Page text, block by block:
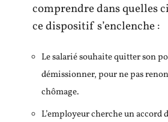
comprendre dans quelles
ce dispositif s’enclenche :
Le salarié souhaite quitter son
démissionner, pour ne pas
chômage.
L’employeur cherche un accord